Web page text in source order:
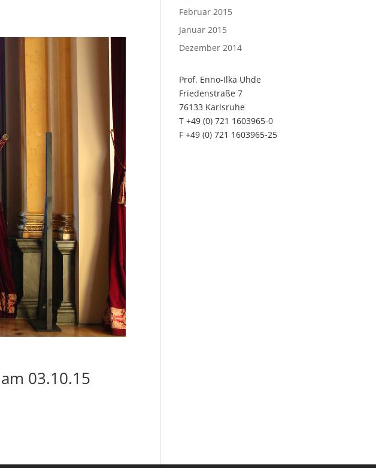
03.10.15
Februar 2015
Januar 2015
Dezember 2014
Prof. Enno-Ilka Uhde
Friedenstraße 7
76133 Karlsruhe
T +49 (0) 721 1603965-0
F +49 (0) 721 1603965-25